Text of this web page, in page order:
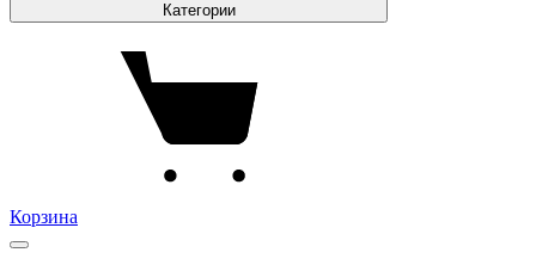
Категории
Корзина